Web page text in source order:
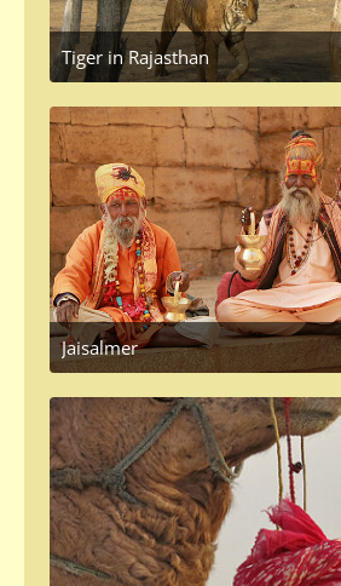
Tiger in Rajasthan
November 18, 2016 at 3:31
Jaisalmer
June 17, 2016 at 7:20 AM
2